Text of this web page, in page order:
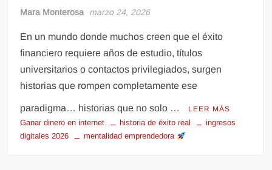
Mara Monterosa marzo 24, 2026
En un mundo donde muchos creen que el éxito
financiero requiere años de estudio, títulos
universitarios o contactos privilegiados, surgen
historias que rompen completamente ese
paradigma… historias que no solo … LEER MÁS
Ganar dinero en internet historia de éxito real
ingresos
digitales 2026
mentalidad emprendedora